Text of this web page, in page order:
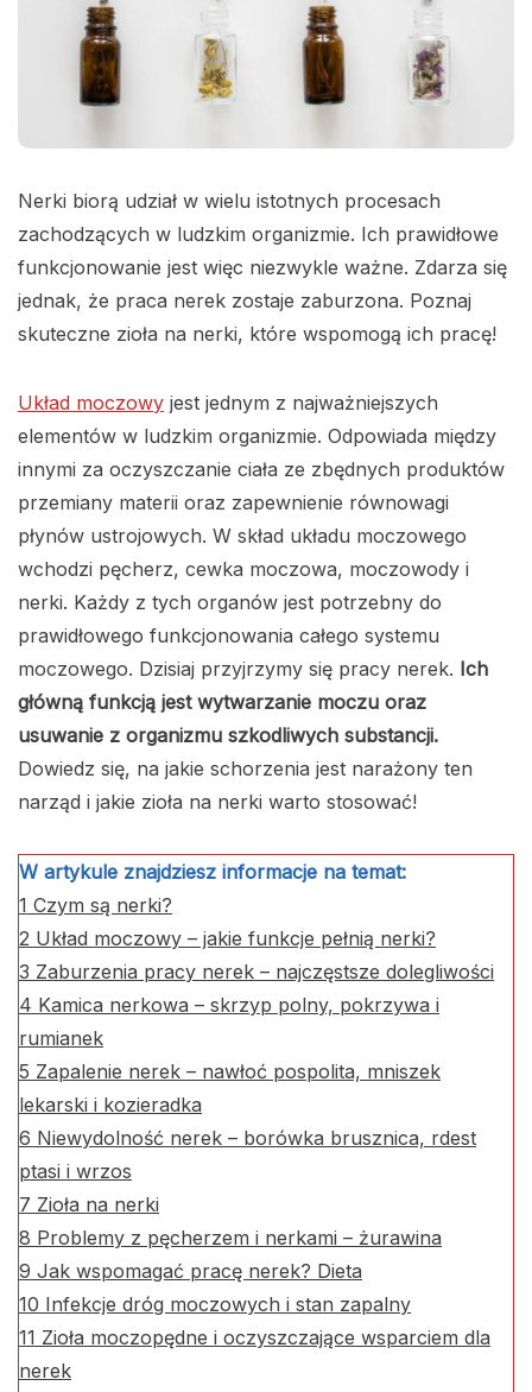
Nerki biorą udział w wielu istotnych procesach
zachodzących w ludzkim organizmie. Ich prawidłowe
funkcjonowanie jest więc niezwykle ważne. Zdarza się
jednak, że praca nerek zostaje zaburzona. Poznaj
skuteczne zioła na nerki, które wspomogą ich pracę!
Układ moczowy jest jednym z najważniejszych
elementów w ludzkim organizmie. Odpowiada między
innymi za oczyszczanie ciała ze zbędnych produktów
przemiany materii oraz zapewnienie równowagi
płynów ustrojowych. W skład układu moczowego
wchodzi pęcherz, cewka moczowa, moczowody i
nerki. Każdy z tych organów jest potrzebny do
prawidłowego funkcjonowania całego systemu
moczowego. Dzisiaj przyjrzymy się pracy nerek. Ich
główną funkcją jest wytwarzanie moczu oraz
usuwanie z organizmu szkodliwych substancji.
Dowiedz się, na jakie schorzenia jest narażony ten
narząd i jakie zioła na nerki warto stosować!
W artykule znajdziesz informacje na temat:
1 Czym są nerki?
2 Układ moczowy – jakie funkcje pełnią nerki?
3 Zaburzenia pracy nerek – najczęstsze dolegliwości
4 Kamica nerkowa – skrzyp polny, pokrzywa i
rumianek
5 Zapalenie nerek – nawłoć pospolita, mniszek
lekarski i kozieradka
6 Niewydolność nerek – borówka brusznica, rdest
ptasi i wrzos
7 Zioła na nerki
8 Problemy z pęcherzem i nerkami – żurawina
9 Jak wspomagać pracę nerek? Dieta
10 Infekcje dróg moczowych i stan zapalny
11 Zioła moczopędne i oczyszczające wsparciem dla
nerek